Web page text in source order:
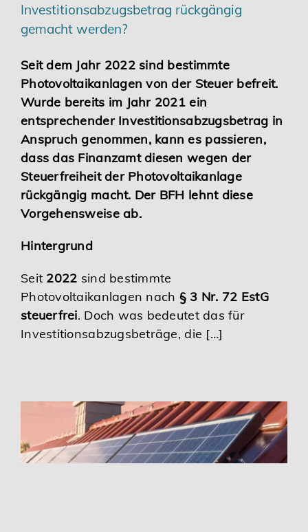
Investitionsabzugsbetrag rückgängig
gemacht werden?
Seit dem Jahr 2022 sind bestimmte
Photovoltaikanlagen von der Steuer befreit.
Wurde bereits im Jahr 2021 ein
entsprechender Investitionsabzugsbetrag in
Anspruch genommen, kann es passieren,
dass das Finanzamt diesen wegen der
Steuerfreiheit der Photovoltaikanlage
rückgängig macht. Der BFH lehnt diese
Vorgehensweise ab.
Hintergrund
Seit 2022 sind bestimmte
Photovoltaikanlagen nach § 3 Nr. 72 EstG
steuerfrei. Doch was bedeutet das für
Investitionsabzugsbeträge, die […]